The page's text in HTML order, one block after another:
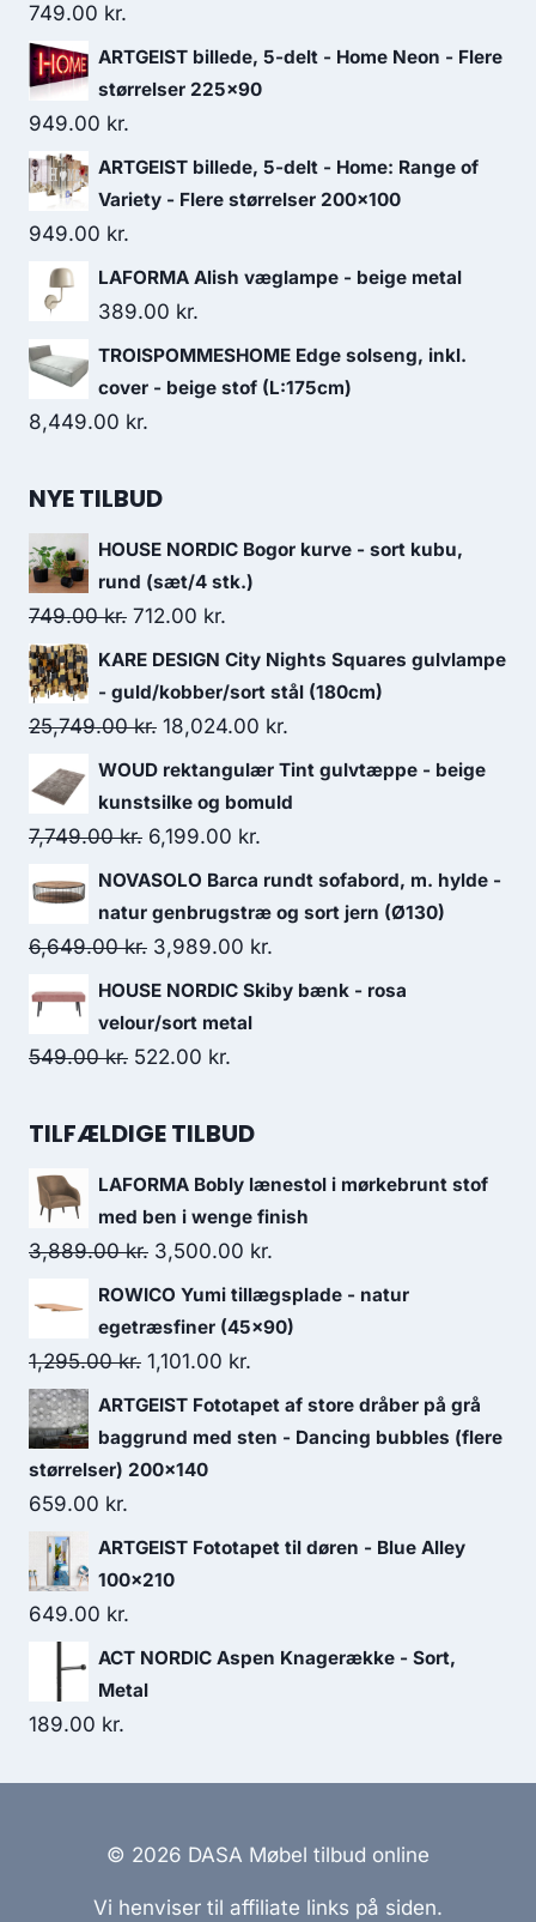
749.00 kr.
ARTGEIST billede, 5-delt - Home Neon - Flere
størrelser 225x90
949.00 kr.
ARTGEIST billede, 5-delt - Home: Range of
Variety - Flere størrelser 200x100
949.00 kr.
LAFORMA Alish væglampe - beige metal
389.00 kr.
TROISPOMMESHOME Edge solseng, inkl.
cover - beige stof (L:175cm)
8,449.00 kr.
NYE TILBUD
HOUSE NORDIC Bogor kurve - sort kubu,
rund (sæt/4 stk.)
749.00kr. 712.00 kr.
KARE DESIGN City Nights Squares gulvlampe
- guld/kobber/sort stål (180cm)
25,749.00kr. 18,024.00 kr.
WOUD rektangulær Tint gulvtæppe - beige
kunstsilke og bomuld
7,749.00kr. 6,199.00 kr.
NOVASOLO Barca rundt sofabord, m. hylde -
natur genbrugstræ og sort jern (Ø130)
6,649.00kr. 3,989.00 kr.
HOUSE NORDIC Skiby bænk - rosa
velour/sort metal
549.00kr. 522.00 kr.
TILFÆLDIGE TILBUD
LAFORMA Bobly lænestol i mørkebrunt stof
med ben i wenge finish
3,889.00kr. 3,500.00 kr.
ROWICO Yumi tillægsplade - natur
egetræsfiner (45x90)
1,295.00kr. 1,101.00 kr.
ARTGEIST Fototapet af store dråber på grå
baggrund med sten - Dancing bubbles (flere
størrelser) 200x140
659.00 kr.
ARTGEIST Fototapet til døren - Blue Alley
100x210
649.00 kr.
ACT NORDIC Aspen Knagerække - Sort,
Metal
189.00 kr.
© 2026 DASA Møbel tilbud online
Vi henviser til affiliate links på siden.